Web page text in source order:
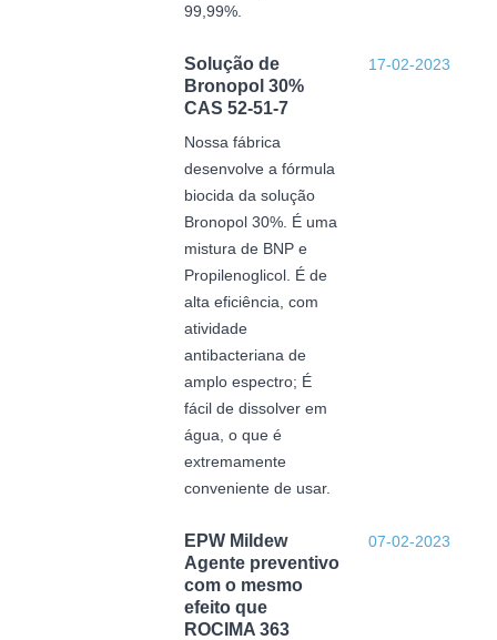
99,99%.
17-02-2023
Solução de
Bronopol 30%
CAS 52-51-7
Nossa fábrica
desenvolve a fórmula
biocida da solução
Bronopol 30%. É uma
mistura de BNP e
Propilenoglicol. É de
alta eficiência, com
atividade
antibacteriana de
amplo espectro; É
fácil de dissolver em
água, o que é
extremamente
conveniente de usar.
07-02-2023
EPW Mildew
Agente preventivo
com o mesmo
efeito que
ROCIMA 363